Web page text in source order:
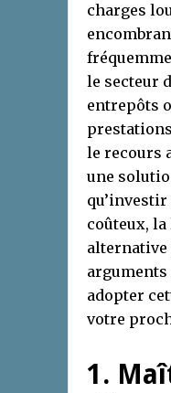
charges
le secteur
entrepôts
le recours
une
coûteux, la
alternative
adopter
votre
1.